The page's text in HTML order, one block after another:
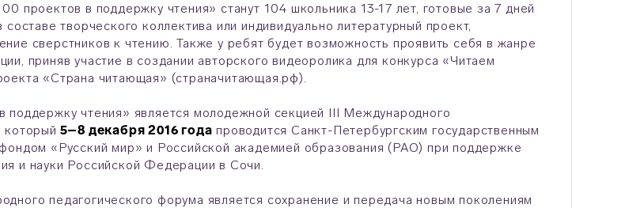
проектов в поддержку чтения» станут 104 школьника 13-17 лет, готовые за 7 дней
составе творческого коллектива или индивидуально литературный проект,
сверстников к чтению. Также у ребят будет возможность проявить себя в жанре
приняв участие в создании авторского видеоролика для конкурса «Читаем
«Страна читающая» (страначитающая.рф).
поддержку чтения» является молодежной секцией III Международного
который 5–8 декабря 2016 года проводится Санкт-Петербургским государственным
«Русский мир» и Российской академией образования (РАО) при поддержке
и науки Российской Федерации в Сочи.
педагогического форума является сохранение и передача новым поколениям